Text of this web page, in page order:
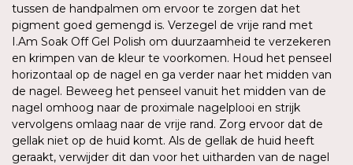
tussen de handpalmen om ervoor te zorgen dat het
pigment goed gemengd is. Verzegel de vrije rand met
I.Am Soak Off Gel Polish om duurzaamheid te verzekeren
en krimpen van de kleur te voorkomen. Houd het penseel
horizontaal op de nagel en ga verder naar het midden van
de nagel. Beweeg het penseel vanuit het midden van de
nagel omhoog naar de proximale nagelplooi en strijk
vervolgens omlaag naar de vrije rand. Zorg ervoor dat de
gellak niet op de huid komt. Als de gellak de huid heeft
geraakt, verwijder dit dan voor het uitharden van de nagel